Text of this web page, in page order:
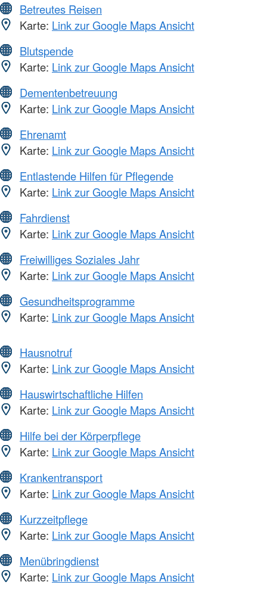
Betreutes Reisen
Karte: Link zur Google Maps Ansicht
Blutspende
Karte: Link zur Google Maps Ansicht
Dementenbetreuung
Karte: Link zur Google Maps Ansicht
Ehrenamt
Karte: Link zur Google Maps Ansicht
Entlastende Hilfen für Pflegende
Karte: Link zur Google Maps Ansicht
Fahrdienst
Karte: Link zur Google Maps Ansicht
Freiwilliges Soziales Jahr
Karte: Link zur Google Maps Ansicht
Gesundheitsprogramme
Karte: Link zur Google Maps Ansicht
Hausnotruf
Karte: Link zur Google Maps Ansicht
Hauswirtschaftliche Hilfen
Karte: Link zur Google Maps Ansicht
Hilfe bei der Körperpflege
Karte: Link zur Google Maps Ansicht
Krankentransport
Karte: Link zur Google Maps Ansicht
Kurzzeitpflege
Karte: Link zur Google Maps Ansicht
Menübringdienst
Karte: Link zur Google Maps Ansicht